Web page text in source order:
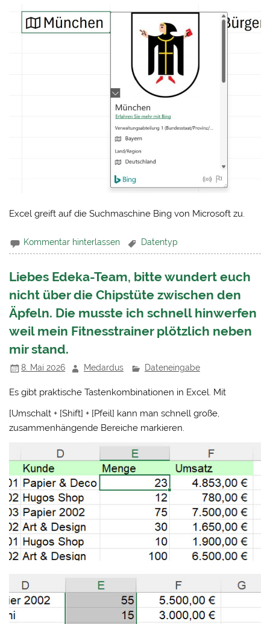
Excel greift auf die Suchmaschine Bing von Microsoft zu.
Kommentar hinterlassen Datentyp
Liebes Edeka-Team, bitte wundert euch
nicht über die Chipstüte zwischen den
Äpfeln. Die musste ich schnell hinwerfen
weil mein Fitnesstrainer plötzlich neben
mir stand.
8. Mai 2026 Medardus Dateneingabe
Es gibt praktische Tastenkombinationen in Excel. Mit
[Umschalt + [Shift] + [Pfeil] kann man schnell große,
zusammenhängende Bereiche markieren.